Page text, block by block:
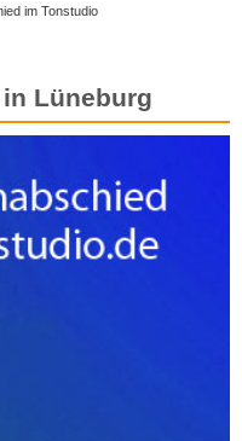
im Tonstudio
Lüneburg